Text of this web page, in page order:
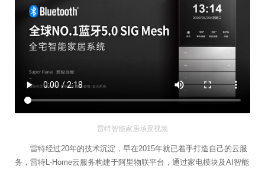
雷特智能家居场景视频
雷特经过20年的技术沉淀，早在2015年就已着手打造自己的云服
务，雷特L-Home云服务构建于阿里物联平台，通过家电模块及AI智能